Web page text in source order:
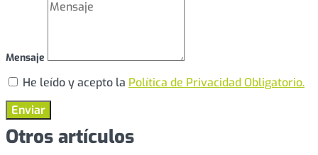
Mensaje
He leído y acepto la Política de Privacidad Obligatorio.
Enviar
Otros artículos